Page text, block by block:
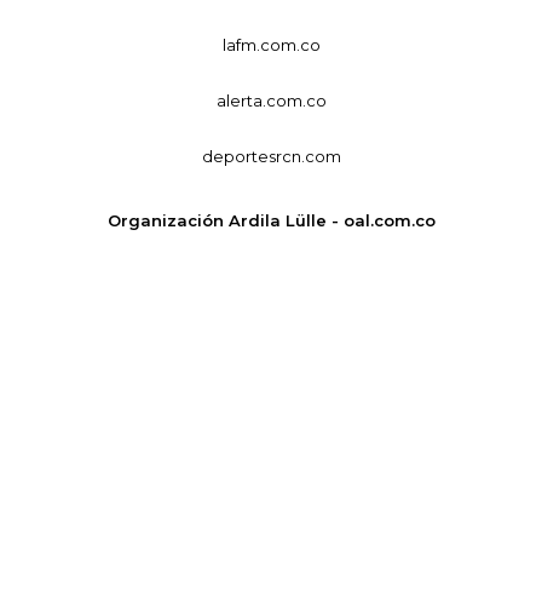
lafm.com.co
alerta.com.co
deportesrcn.com
Organización Ardila Lülle - oal.com.co